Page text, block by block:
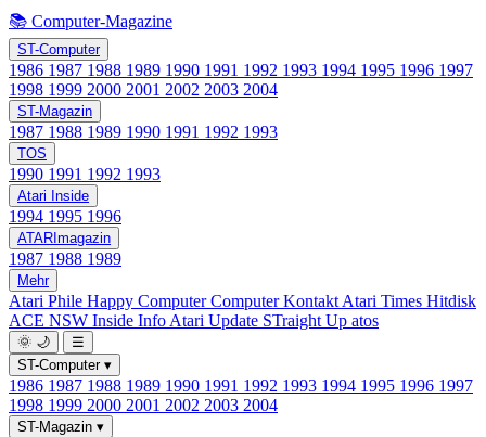
📚 Computer-Magazine
ST-Computer
1986 1987 1988 1989 1990 1991 1992 1993 1994 1995 1996 1997
1998 1999 2000 2001 2002 2003 2004
ST-Magazin
1987 1988 1989 1990 1991 1992 1993
TOS
1990 1991 1992 1993
Atari Inside
1994 1995 1996
ATARImagazin
1987 1988 1989
Mehr
Atari Phile Happy ComputerComputer Kontakt Atari Times Hitdisk
ACE NSW Inside Info Atari Update STraight Up atos
🌞 🌙
☰
ST-Computer ▾
1986 1987 1988 1989 1990 1991 1992 1993 1994 1995 1996 1997
1998 1999 2000 2001 2002 2003 2004
ST-Magazin ▾